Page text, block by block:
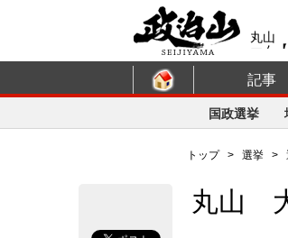
丸山
ーム
記事
国政選挙
トップ> 選挙 >
丸山